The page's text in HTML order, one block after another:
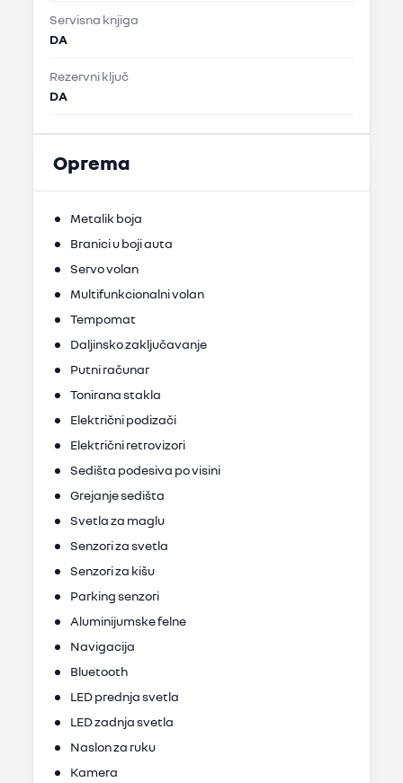
Servisna knjiga
DA
Rezervni ključ
DA
Oprema
Metalik boja
Branici u boji auta
Servo volan
Multifunkcionalni volan
Tempomat
Daljinsko zaključavanje
Putni računar
Tonirana stakla
Električni podizači
Električni retrovizori
Sedišta podesiva po visini
Grejanje sedišta
Svetla za maglu
Senzori za svetla
Senzori za kišu
Parking senzori
Aluminijumske felne
Navigacija
Bluetooth
LED prednja svetla
LED zadnja svetla
Naslon za ruku
Kamera